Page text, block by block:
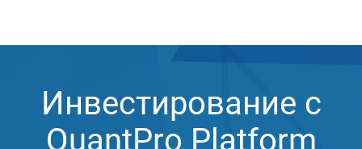
Инвестирование с
QuantPro Platform